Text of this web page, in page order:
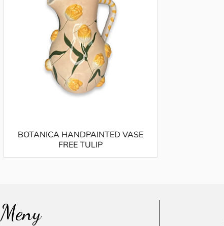
BOTANICA HANDPAINTED VASE
FREE TULIP
Meny